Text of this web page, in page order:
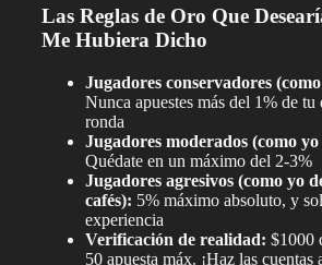
Las Reglas de Oro Que
Me Hubiera Dicho
Jugadores conservadores
Nunca apuestes más del 1% de
ronda
Jugadores moderados (como
Quédate en un máximo del 2-3%
Jugadores agresivos (como yo
cafés): 5% máximo absoluto, y
experiencia
Verificación de realidad: $1000
50 apuesta máx. ¡Haz las cuentas